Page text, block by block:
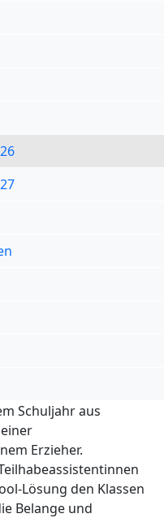
Schuljahr aus
Erzieher.
Lösung den Klassen
Belange und